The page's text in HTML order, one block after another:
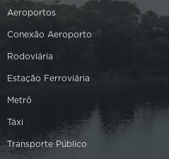
Aeroportos
Conexão Aeroporto
Rodoviária
Estação Ferroviária
Metrô
Táxi
Transporte Público